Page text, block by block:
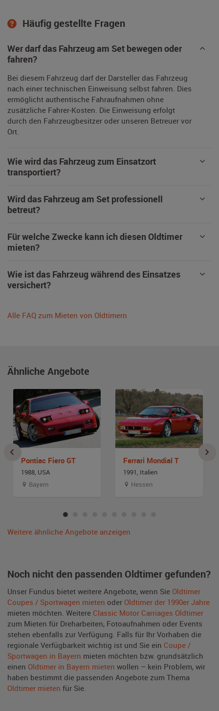
Häufig gestellte Fragen
Wer darf das Fahrzeug am Set bewegen oder
fahren?
Bei diesem Fahrzeug darf der Darsteller das Fahrzeug
nach einer technischen Einweisung selbst fahren. Dies
ermöglicht authentische Fahraufnahmen ohne
zusätzliche Fahrer-Kosten. Die Einweisung erfolgt
durch den Fahrzeugbesitzer oder unseren Betreuer vor
Ort.
Wie wird das Fahrzeug zum Einsatzort
transportiert?
Wird das Fahrzeug am Set professionell
betreut?
Für welche Zwecke kann ich diesen Oldtimer
mieten?
Wie ist das Fahrzeug während des Einsatzes
versichert?
Alle FAQ zum Mieten von Oldtimern
Ähnliche Angebote
Pontiac Fiero GT
1988, USA
Bayern
Ferrari Mondial T
1991, Italien
Hessen
Weitere ähnliche Angebote anzeigen
Noch nicht den passenden Oldtimer gefunden?
Unser Fundus bietet weitere Angebote, wenn Sie Oldtimer
Coupes / Sportwagen mieten oder Oldtimer der 1990er Jahre
mieten möchten. Weitere Classic Motor Carriages Oldtimer
zum Mieten für Dreharbeiten, Fotoaufnahmen oder Events
stehen ebenfalls zur Verfügung. Falls für Ihr Vorhaben die
regionale Verfügbarkeit wichtig ist und Sie ein Coupe /
Sportwagen in Bayern mieten möchten bzw. grundsätzlich
einen Oldtimer in Bayern mieten wollen – kein Problem, wir
haben bestimmt die passenden Angebote zum Thema
Oldtimer mieten für Sie.